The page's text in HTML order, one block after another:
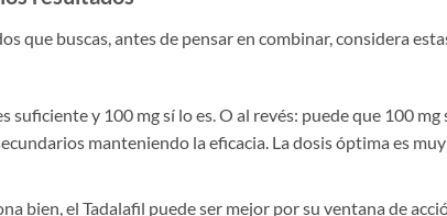
que buscas, antes de pensar en combinar, considera
suficiente y 100 mg sí lo es. O al revés: puede que 100 mg
manteniendo la eficacia. La dosis óptima es muy
bien, el Tadalafil puede ser mejor por su ventana de